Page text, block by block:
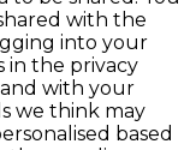
with the
into your
in the privacy
with your
we think may
based